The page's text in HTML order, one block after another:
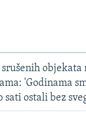
objekata
'Godinama
sati ostali bez